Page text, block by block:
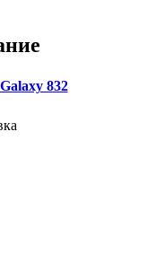
Galaxy 832